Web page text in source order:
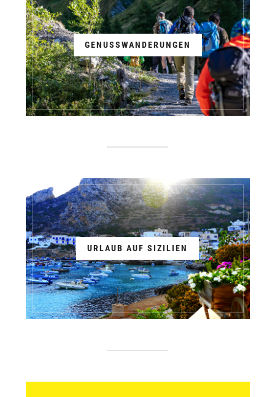
GENUSSWANDERUNGEN
URLAUB AUF SIZILIEN